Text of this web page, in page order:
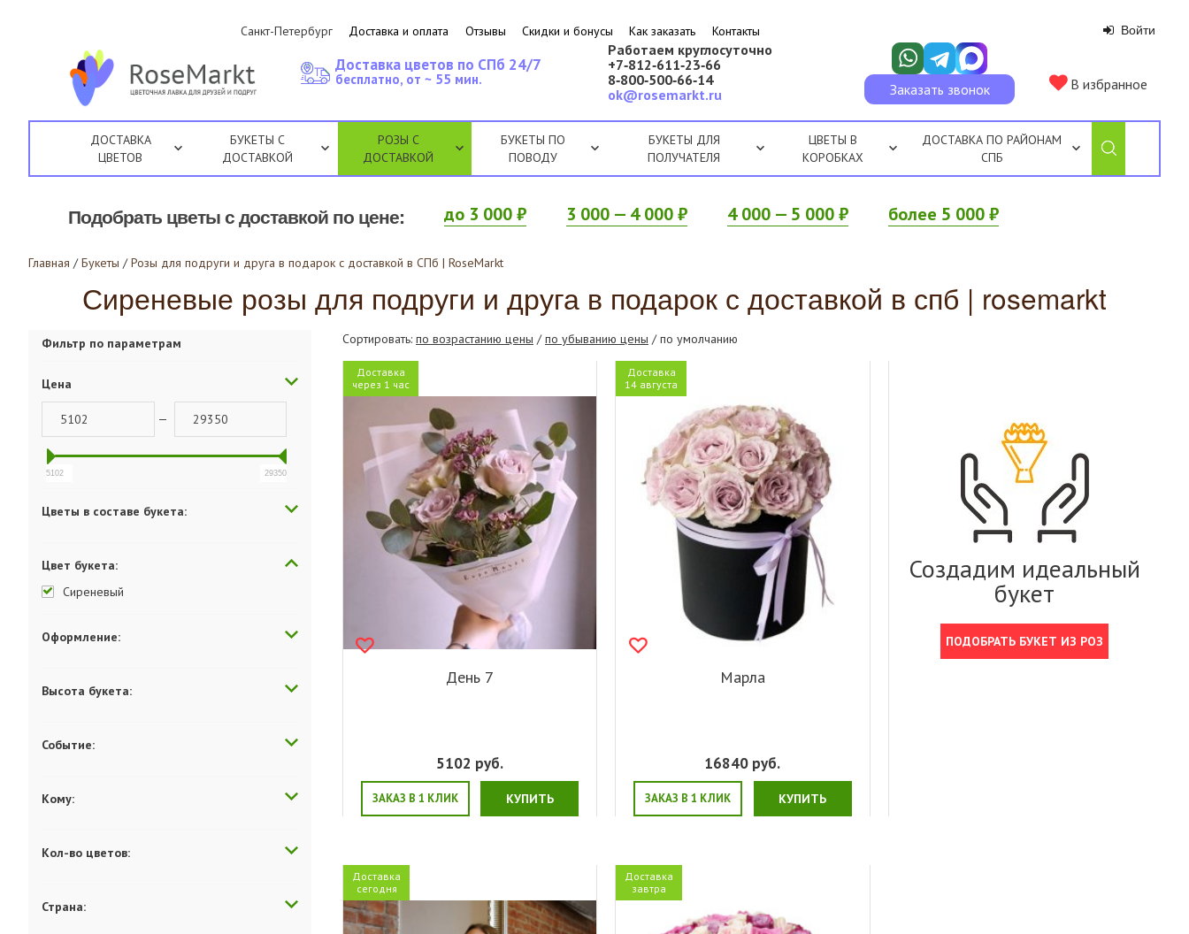
Санкт-Петербург Доставка и оплата Отзывы Скидки и бонусы Как заказать Контакты Войти
Работаем круглосуточно
+7‑812‑611‑23‑66
8‑800‑500‑66‑14
ok@rosemarkt.ru
Заказать звонок В избранное
Доставка цветов по СПб 24/7
бесплатно, от ~ 55 мин.
ДОСТАВКА
ЦВЕТОВ
БУКЕТЫ С
ДОСТАВКОЙ
РОЗЫ С
ДОСТАВКОЙ
БУКЕТЫ ПО
ПОВОДУ
БУКЕТЫ ДЛЯ
ПОЛУЧАТЕЛЯ
ЦВЕТЫ В
КОРОБКАХ
ДОСТАВКА ПО РАЙОНАМ
СПБ
Подобрать цветы с доставкой по цене: до 3 000 ₽ 3 000 — 4 000 ₽ 4 000 — 5 000 ₽ более 5 000 ₽
Главная / Букеты / Розы для подруги и друга в подарок с доставкой в СПб | RoseMarkt
Сиреневые розы для подруги и друга в подарок с доставкой в спб | rosemarkt
Фильтр по параметрам
Цена
—
5102 29350
Цветы в составе букета:
Цвет букета:
Сиреневый
Оформление:
Высота букета:
Событие:
Кому:
Кол-во цветов:
Страна:
Сортировать: по возрастанию цены /по убыванию цены / по умолчанию
Доставка
через 1 час
День 7
5102 руб.
ЗАКАЗ В 1 КЛИК КУПИТЬ
Доставка
14 августа
Марла
16840 руб.
ЗАКАЗ В 1 КЛИК КУПИТЬ
Создадим идеальный
букет
ПОДОБРАТЬ БУКЕТ ИЗ РОЗ
Доставка
сегодня
Доставка
завтра